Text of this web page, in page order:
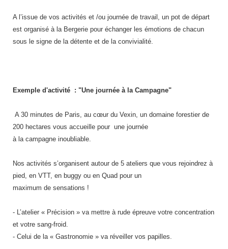
Ustensile cuisine professionnel
Vêtements personnalisés
Traitement des eaux
Tuyau flexible
Tuyau renforcé
Tapis de bureau
Tapis et caillebotis
Traitement du linge
Equipements de karting
Equipements pour stade et terrain
sportif
Jeu gymnique
Loisirs
Matériel de fitness
Matériel de musculation
Pétrin professionnel
Piano de cuisson
Présentoir pour restaurant
Réfrigérateur professionnel
Robinetterie professionnelle
A l’issue de vos activités et /ou journée de travail, un pot de départ
est organisé à la Bergerie pour échanger les émotions de chacun
sous le signe de la détente et de la convivialité.
Exemple d'activité : "Une journée à la Campagne"
A 30 minutes de Paris, au cœur du Vexin, un domaine forestier de
200 hectares vous accueille pour une journée
à la campagne inoubliable.
Nos activités s’organisent autour de 5 ateliers que vous rejoindrez à
pied, en VTT, en buggy ou en Quad pour un
maximum de sensations !
- L’atelier « Précision » va mettre à rude épreuve votre concentration
et votre sang-froid.
- Celui de la « Gastronomie » va réveiller vos papilles.